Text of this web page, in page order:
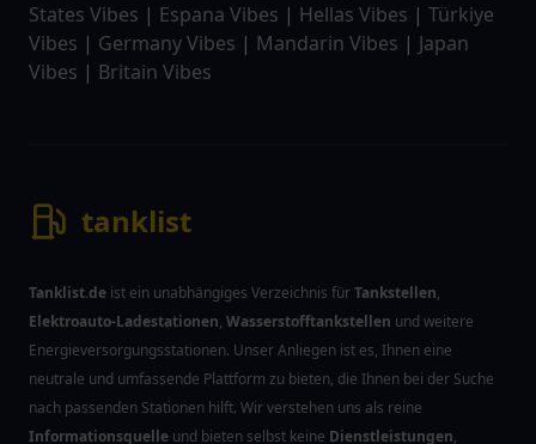
States Vibes | Espana Vibes | Hellas Vibes | Türkiye
Vibes | Germany Vibes | Mandarin Vibes | Japan
Vibes | Britain Vibes
tanklist
Tanklist.de ist ein unabhängiges Verzeichnis fürTankstellen,
Elektroauto-Ladestationen, Wasserstofftankstellen und weitere
Energieversorgungsstationen. Unser Anliegen ist es, Ihnen eine
neutrale und umfassende Plattform zu bieten, die Ihnen bei der Suche
nach passenden Stationen hilft. Wir verstehen uns als reine
Informationsquelle und bieten selbst keine Dienstleistungen,